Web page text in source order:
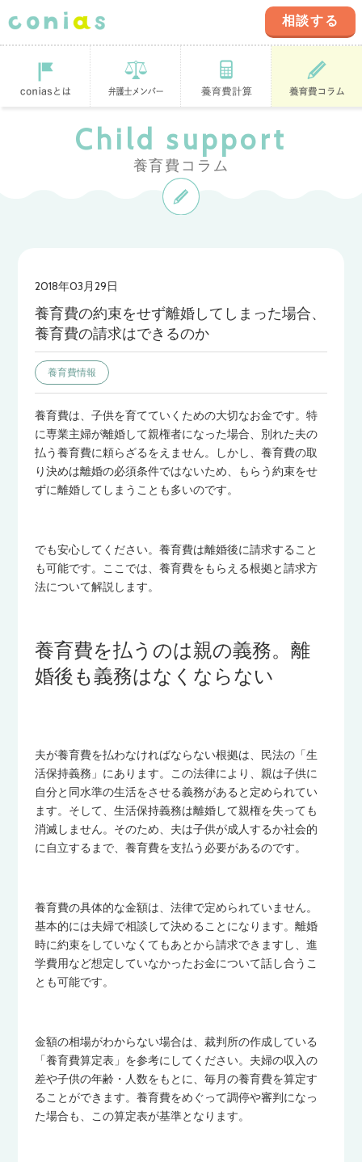
ール
相談する
Child support
養育費コラム
2018年03月29日
養育費の約束をせず離婚してしまった場合、
養育費の請求はできるのか
養育費情報
養育費は、子供を育てていくための大切なお金です。特
に専業主婦が離婚して親権者になった場合、別れた夫の
払う養育費に頼らざるをえません。しかし、養育費の取
り決めは離婚の必須条件ではないため、もらう約束をせ
ずに離婚してしまうことも多いのです。
でも安心してください。養育費は離婚後に請求すること
も可能です。ここでは、養育費をもらえる根拠と請求方
法について解説します。
養育費を払うのは親の義務。離
婚後も義務はなくならない
夫が養育費を払わなければならない根拠は、民法の「生
活保持義務」にあります。この法律により、親は子供に
自分と同水準の生活をさせる義務があると定められてい
ます。そして、生活保持義務は離婚して親権を失っても
消滅しません。そのため、夫は子供が成人するか社会的
に自立するまで、養育費を支払う必要があるのです。
養育費の具体的な金額は、法律で定められていません。
基本的には夫婦で相談して決めることになります。離婚
時に約束をしていなくてもあとから請求できますし、進
学費用など想定していなかったお金について話し合うこ
とも可能です。
金額の相場がわからない場合は、裁判所の作成している
「養育費算定表」を参考にしてください。夫婦の収入の
差や子供の年齢・人数をもとに、毎月の養育費を算定す
ることができます。養育費をめぐって調停や審判になっ
た場合も、この算定表が基準となります。